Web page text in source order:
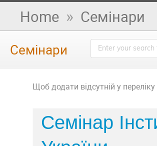
Home » Семінари
Семінари
Щоб додати відсутній у переліку
Семінар